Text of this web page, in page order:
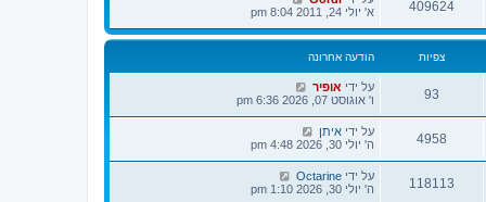
ר
ו
נ
ה
409624
א' יולי 24, 2011 8:04 pm
צפיות הודעה אחרונה
93 על ידי אופיר
ו' אוגוסט 07, 2026 6:36 pm
4958 על ידי איתן
ה' יולי 30, 2026 4:48 pm
118113 על ידי Octarine
ה' יולי 30, 2026 1:10 pm